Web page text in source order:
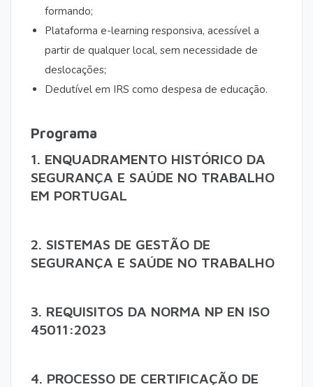
formando;
Plataforma e-learning responsiva, acessível a
partir de qualquer local, sem necessidade de
deslocações;
Dedutível em IRS como despesa de educação.
Programa
1. ENQUADRAMENTO HISTÓRICO DA
SEGURANÇA E SAÚDE NO TRABALHO
EM PORTUGAL
2. SISTEMAS DE GESTÃO DE
SEGURANÇA E SAÚDE NO TRABALHO
3. REQUISITOS DA NORMA NP EN ISO
45011:2023
4. PROCESSO DE CERTIFICAÇÃO DE